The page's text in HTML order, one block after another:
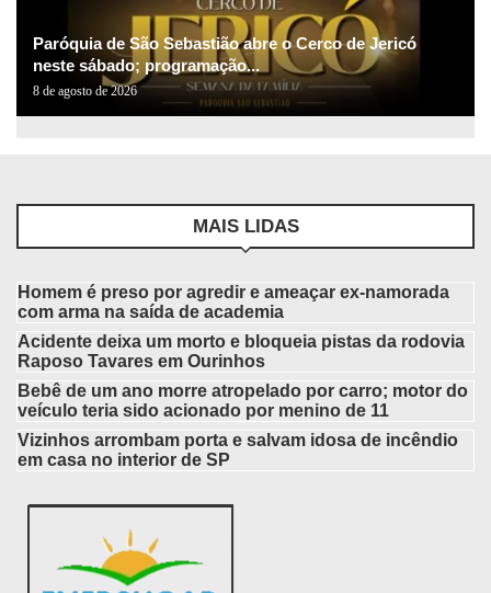
Paróquia de São Sebastião abre o Cerco de Jericó
neste sábado; programação...
8 de agosto de 2026
MAIS LIDAS
Homem é preso por agredir e ameaçar ex-namorada
com arma na saída de academia
Acidente deixa um morto e bloqueia pistas da rodovia
Raposo Tavares em Ourinhos
Bebê de um ano morre atropelado por carro; motor do
veículo teria sido acionado por menino de 11
Vizinhos arrombam porta e salvam idosa de incêndio
em casa no interior de SP